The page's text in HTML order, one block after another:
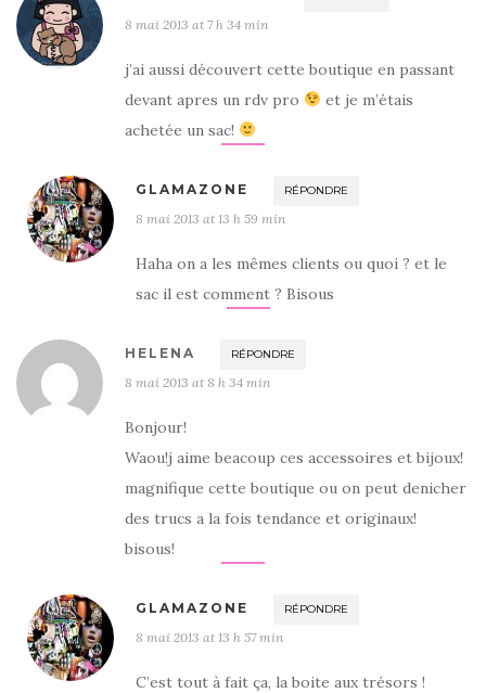
8 mai 2013 at 7 h 34 min
j’ai aussi découvert cette boutique en passant
devant apres un rdv pro
et je m’étais
achetée un sac!
GLAMAZONE RÉPONDRE
8 mai 2013 at 13 h 59 min
Haha on a les mêmes clients ou quoi ? et le
sac il est comment ? Bisous
HELENA RÉPONDRE
8 mai 2013 at 8 h 34 min
Bonjour!
Waou!j aime beacoup ces accessoires et bijoux!
magnifique cette boutique ou on peut denicher
des trucs a la fois tendance et originaux!
bisous!
GLAMAZONE RÉPONDRE
8 mai 2013 at 13 h 57 min
C’est tout à fait ça, la boite aux trésors !